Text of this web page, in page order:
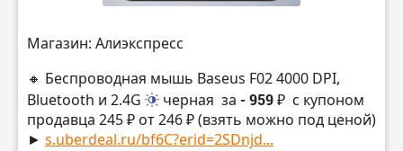
Магазин: Алиэкспресс
🔸 Беспроводная мышь Baseus F02 4000 DPI,
Bluetooth и 2.4G
черная за - 959 ₽ с купоном
продавца 245 ₽ от 246 ₽ (взять можно под ценой)
► s.uberdeal.ru/bf6C?erid=2SDnjd...